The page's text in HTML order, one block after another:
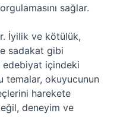
sağlar.
İyilik ve kötülük,
sadakat gibi
edebiyat içindeki
temalar, okuyucunun
harekete
deneyim ve